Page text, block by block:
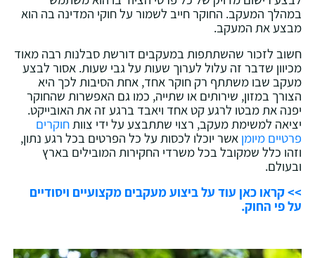
במהלך המעקב. החוקר חייב לשמור על חוקי המדינה בה הוא
מבצע את המעקב.
חשוב לזכור שהשתתפות במעקבים דורשת סבלנות רבה מאוד
מכיוון שדבר זה עלול לערוך שעות על גבי שעות. אסור לבצע
מעקב שבו משתתף רק חוקר אחד, אחת הסיבות לכך היא
הצורך במזון, שירותים או שתייה, כמו גם האפשרות שהחוקר
יפנה את מבטו לרגע קט אחד ויאבד ברגע זה את האובייקט.
יציאה למשימת מעקב, רצוי שתתבצע על ידי צוותחוקרים
פרטיים מיומן אשר יוכלו לכסות על כל הפרטים בכל רגע נתון,
וזהו כלל שמקובל בכל משרדי החקירות המובילים בארץ
ובעולם.
>> קראו כאן עוד על ביצוע מעקבים מקצועיים ויסודיים
על פי החוק.